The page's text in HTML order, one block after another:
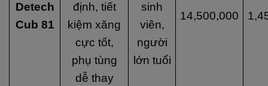
Detech
Cub 81
định, tiết
kiệm xăng
cực tốt,
phụ tùng
dễ thay
sinh
viên,
người
lớn tuổi
14,500,000